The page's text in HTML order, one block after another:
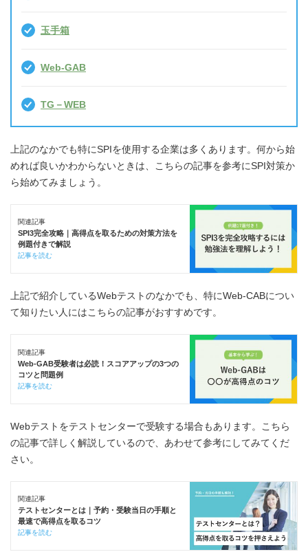
玉手箱
Web-GAB
TG－WEB
上記のなかでも特にSPIを使用する企業は多くあります。何から始
めれば良いかわからないときは、こちらの記事を参考にSPI対策か
ら始めてみましょう。
関連記事
SPI3完全攻略｜高得点を取るための対策方法を
例題付きで解説
記事を読む
上記で紹介しているWebテストのなかでも、特にWeb-CABについ
て知りたい人にはこちらの記事がおすすめです。
関連記事
Web-GAB受験者は必読！スコアアップの3つの
コツと問題例
記事を読む
Webテストをテストセンターで受験する場合もあります。こちら
の記事で詳しく解説しているので、あわせて参考にしてみてくだ
さい。
関連記事
テストセンターとは｜予約・受験当日の手順と
最速で高得点を取るコツ
記事を読む